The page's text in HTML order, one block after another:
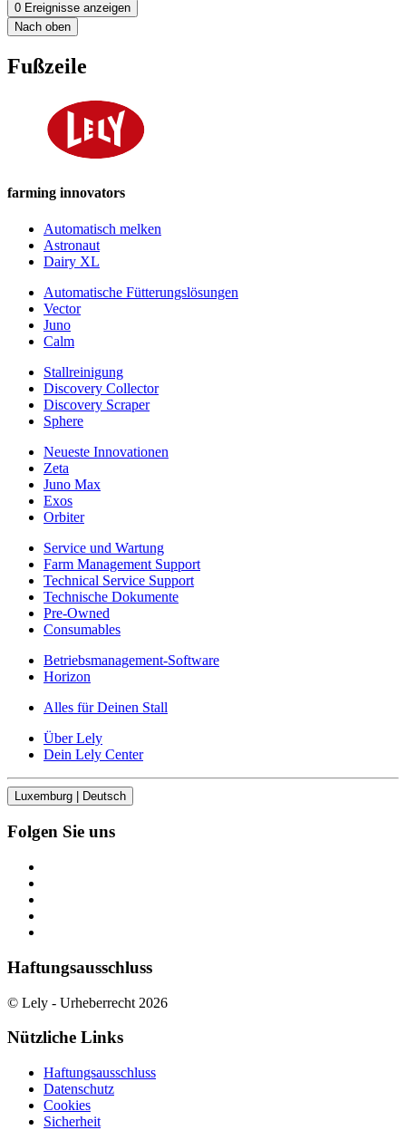
0 Ereignisse anzeigen
Nach oben
Fußzeile
farming innovators
Automatisch melken
Astronaut
Dairy XL
Automatische Fütterungslösungen
Vector
Juno
Calm
Stallreinigung
Discovery Collector
Discovery Scraper
Sphere
Neueste Innovationen
Zeta
Juno Max
Exos
Orbiter
Service und Wartung
Farm Management Support
Technical Service Support
Technische Dokumente
Pre-Owned
Consumables
Betriebsmanagement-Software
Horizon
Alles für Deinen Stall
Über Lely
Dein Lely Center
Luxemburg | Deutsch
Folgen Sie uns
Haftungsausschluss
© Lely - Urheberrecht 2026
Nützliche Links
Haftungsausschluss
Datenschutz
Cookies
Sicherheit